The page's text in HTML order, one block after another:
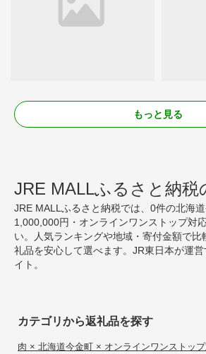
もっと見る
JRE MALLふるさと納税
JRE MALLふるさと納税では、0件の北海
1,000,000円・オンラインワンストップ対
い。人気ランキングや地域・寄付金額で比
礼品を安心して選べます。JR東日本が運
イト。
カテゴリから返礼品を探す
肉 × 北海道今金町 × オンラインワンストッ